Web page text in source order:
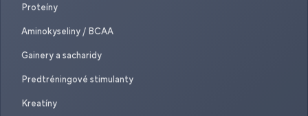
Proteíny
Aminokyseliny / BCAA
Gainery a sacharidy
Predtréningové stimulanty
Kreatíny